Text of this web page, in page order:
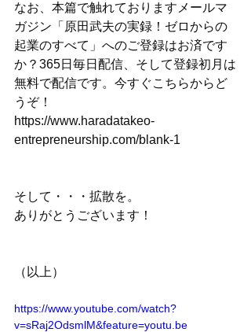
なお、本篇で触れておりますメールマ
ガジン「原田武夫の実録！ゼロからの
起業のすべて」へのご登録はお済です
か？365日毎日配信、そして登録初月は
無料で配信です。今すぐこちらからど
うぞ！
https://www.haradatakeo-
entrepreneurship.com/blank-1
そして・・・拡散を。
ありがとうございます！
（以上）
https://www.youtube.com/watch?
v=sRaj2OdsmlM&feature=youtu.be